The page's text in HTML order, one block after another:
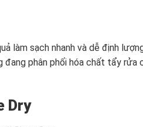
làm sạch nhanh và dễ định
phân phối hóa chất tẩy rửa
Dry